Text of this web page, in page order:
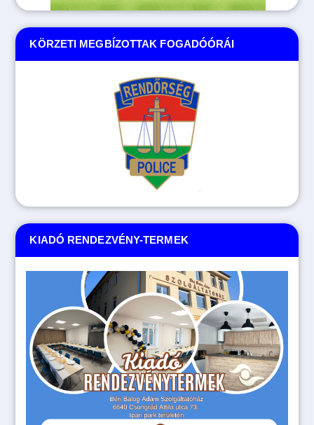
KIADÓ RENDEZVÉNY-TERMEK
KÖRZETI MEGBÍZOTTAK FOGADÓÓRÁI